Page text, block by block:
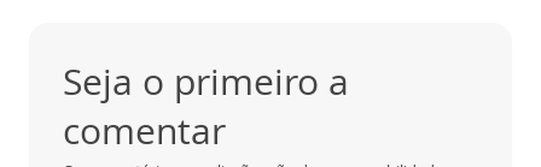
Seja o primeiro a
comentar